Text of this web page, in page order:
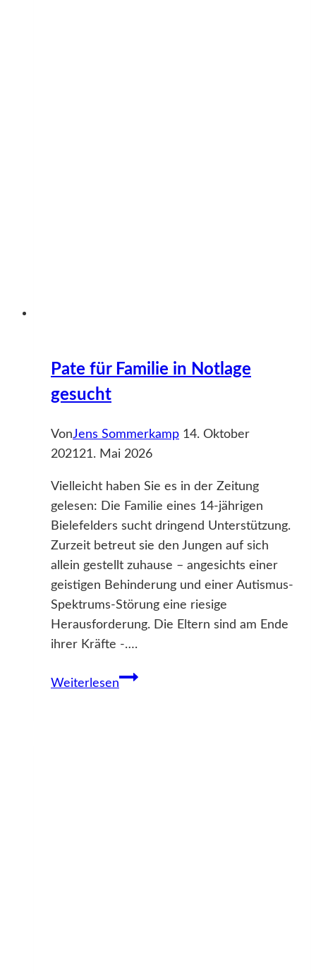
Pate für Familie in Notlage
gesucht
VonJens Sommerkamp 14. Oktober
202121. Mai 2026
Vielleicht haben Sie es in der Zeitung
gelesen: Die Familie eines 14-jährigen
Bielefelders sucht dringend Unterstützung.
Zurzeit betreut sie den Jungen auf sich
allein gestellt zuhause – angesichts einer
geistigen Behinderung und einer Autismus-
Spektrums-Störung eine riesige
Herausforderung. Die Eltern sind am Ende
ihrer Kräfte -….
Weiterlesen
Pate